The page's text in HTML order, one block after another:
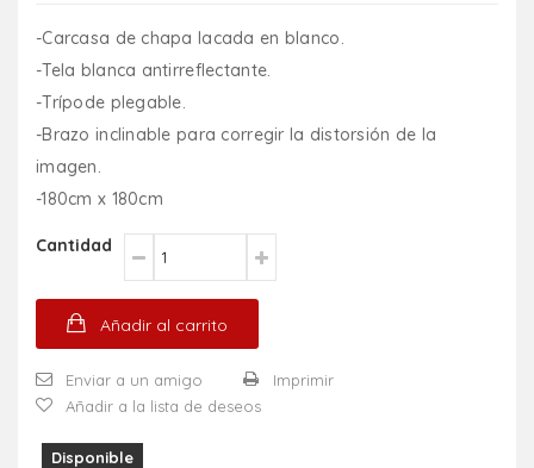
-Carcasa de chapa lacada en blanco.
-Tela blanca antirreflectante.
-Trípode plegable.
-Brazo inclinable para corregir la distorsión de la
imagen.
-180cm x 180cm
Cantidad
Añadir al carrito
Enviar a un amigo
Imprimir
Añadir a la lista de deseos
Disponible